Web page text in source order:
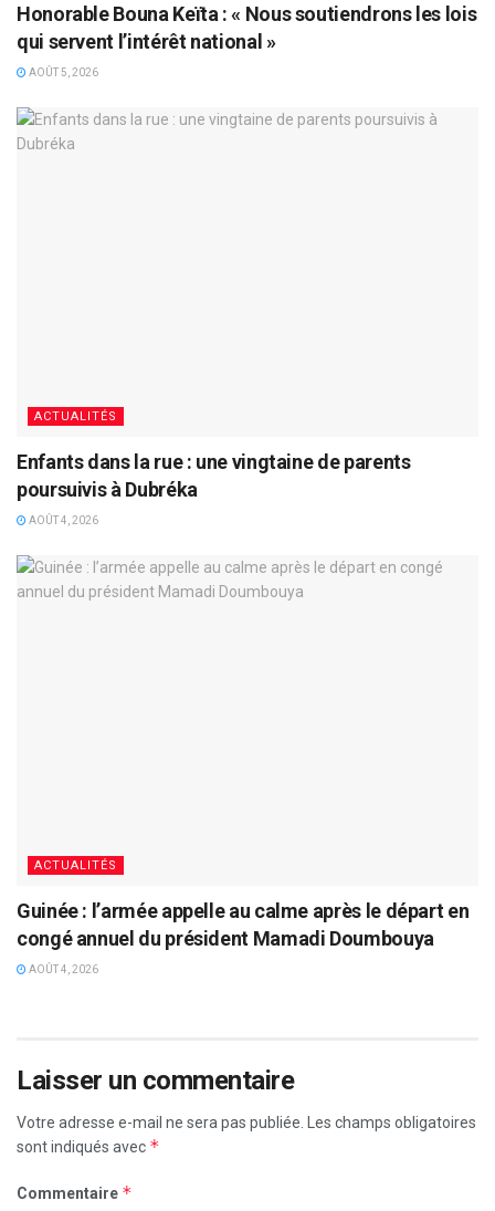
Honorable Bouna Keïta : « Nous soutiendrons les lois
qui servent l’intérêt national »
AOÛT 5, 2026
ACTUALITÉS
Enfants dans la rue : une vingtaine de parents
poursuivis à Dubréka
AOÛT 4, 2026
ACTUALITÉS
Guinée : l’armée appelle au calme après le départ en
congé annuel du président Mamadi Doumbouya
AOÛT 4, 2026
Laisser un commentaire
Votre adresse e-mail ne sera pas publiée. Les champs obligatoires
sont indiqués avec *
Commentaire *